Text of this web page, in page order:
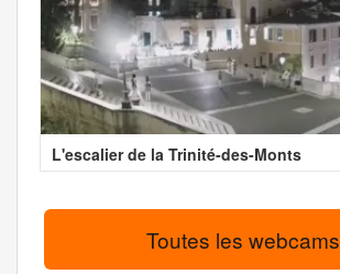
L'escalier de la Trinité-des-Monts
Toutes les webcams